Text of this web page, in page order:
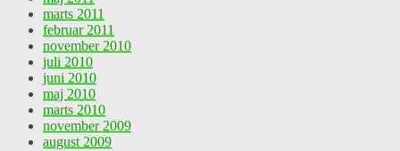
marts 2011
februar 2011
november 2010
juli 2010
juni 2010
maj 2010
marts 2010
november 2009
august 2009